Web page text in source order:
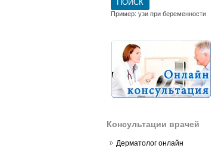
Пример: узи при беременности
Консультации врачей
Дерматолог онлайн